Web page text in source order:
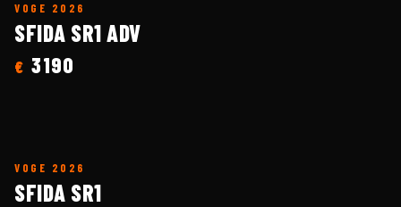
VOGE 2026
SFIDA SR1 ADV
€ 3190
VOGE 2026
SFIDA SR1